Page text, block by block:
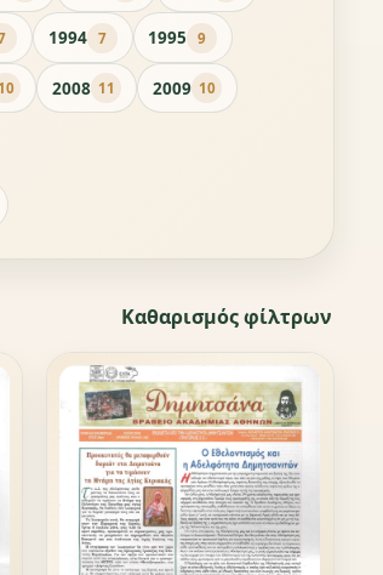
1994 7 1995 9
10 2008 11 2009 10
Καθαρισμός φίλτρων